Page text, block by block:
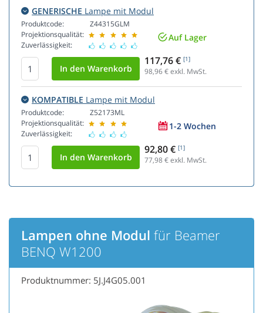
GENERISCHE Lampe mit Modul
Produktcode:
Projektionsqualität:
Zuverlässigkeit:
Z44315GLM
Auf Lager
117,76 € [1]
98,96€ exkl. MwSt.
KOMPATIBLE Lampe mit Modul
Produktcode:
Projektionsqualität:
Zuverlässigkeit:
Z52173ML
1-2 Wochen
92,80 € [1]
77,98€ exkl. MwSt.
Lampen ohne Modul für Beamer
BENQ W1200
Produktnummer: 5J.J4G05.001